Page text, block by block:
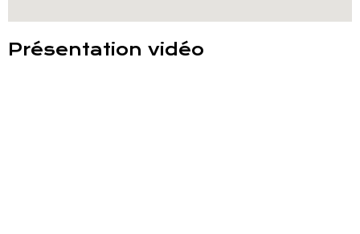
Présentation vidéo